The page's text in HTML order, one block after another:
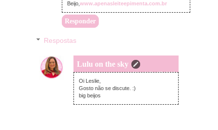
Beijo, www.apenasleiteepimenta.com.br
Responder
Respostas
Lulu on the sky
segunda-feira, julho 25, 2016
Oi Leslie,
Gosto não se discute. :)
big beijos